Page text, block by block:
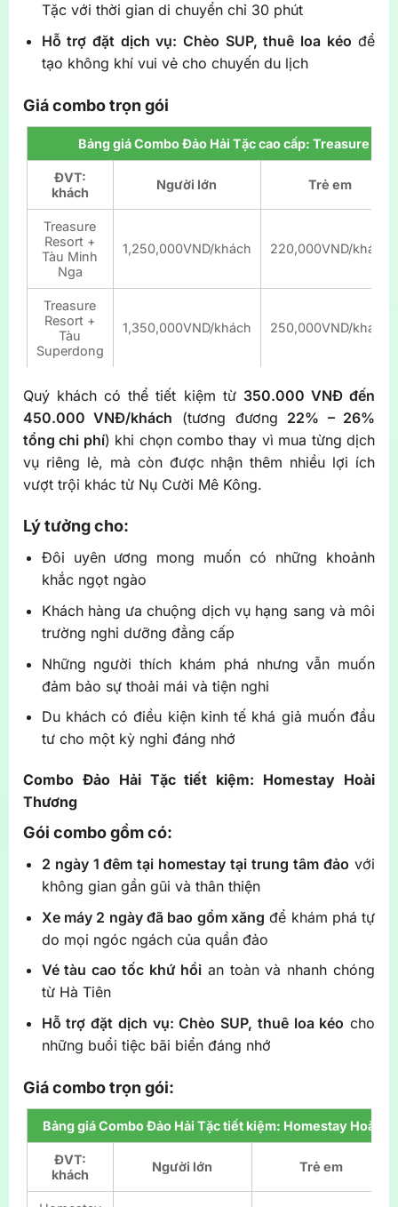
Tặc với thời gian di chuyển chỉ 30 phút
Hỗ trợ đặt dịch vụ: Chèo SUP, thuê loa kéo để
tạo không khí vui vẻ cho chuyến du lịch
Giá combo trọn gói
Bảng giá Combo Đảo Hải Tặc cao cấp: Treasure
ĐVT:
khách
Người lớn Trẻ em
Treasure
Resort +
Tàu Minh
Nga
1,250,000VND/khách 220,000VND/khách
Treasure
Resort +
Tàu
Superdong
1,350,000VND/khách 250,000VND/khách
Quý khách có thể tiết kiệm từ 350.000 VNĐ đến
450.000 VNĐ/khách (tương đương 22% – 26%
tổng chi phí) khi chọn combo thay vì mua từng dịch
vụ riêng lẻ, mà còn được nhận thêm nhiều lợi ích
vượt trội khác từ Nụ Cười Mê Kông.
Lý tưởng cho:
Đôi uyên ương mong muốn có những khoảnh
khắc ngọt ngào
Khách hàng ưa chuộng dịch vụ hạng sang và môi
trường nghỉ dưỡng đẳng cấp
Những người thích khám phá nhưng vẫn muốn
đảm bảo sự thoải mái và tiện nghi
Du khách có điều kiện kinh tế khá giả muốn đầu
tư cho một kỳ nghỉ đáng nhớ
Combo Đảo Hải Tặc tiết kiệm: Homestay Hoài
Thương
Gói combo gồm có:
2 ngày 1 đêm tại homestay tại trung tâm đảo với
không gian gần gũi và thân thiện
Xe máy 2 ngày đã bao gồm xăng để khám phá tự
do mọi ngóc ngách của quần đảo
Vé tàu cao tốc khứ hồian toàn và nhanh chóng
từ Hà Tiên
Hỗ trợ đặt dịch vụ: Chèo SUP, thuê loa kéo cho
những buổi tiệc bãi biển đáng nhớ
Giá combo trọn gói:
Bảng giá Combo Đảo Hải Tặc tiết kiệm: Homestay Hoài
ĐVT:
khách
Người lớn Trẻ em